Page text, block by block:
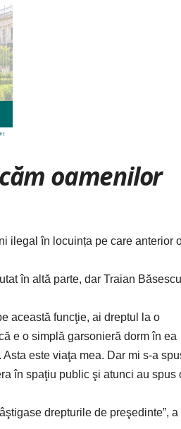
oamenilor
ilegal în locuința pe care anterior
în altă parte, dar Traian
această funcţie, ai dreptul la o
e o simplă garsonieră dorm în ea
este viaţa mea. Dar mi s-a
în spaţiu public şi atunci au spus
drepturile de preşedinte”, a